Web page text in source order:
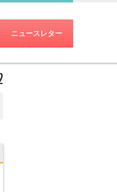
ニュースレター